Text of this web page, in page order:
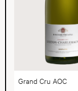
Grand Cru AOC